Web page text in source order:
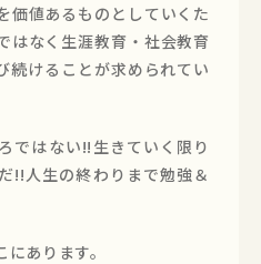
価値あるものとしていくた
はなく生涯教育・社会教育
続けることが求められてい
ではない!!生きていく限り
!!人生の終わりまで勉強＆
あります。